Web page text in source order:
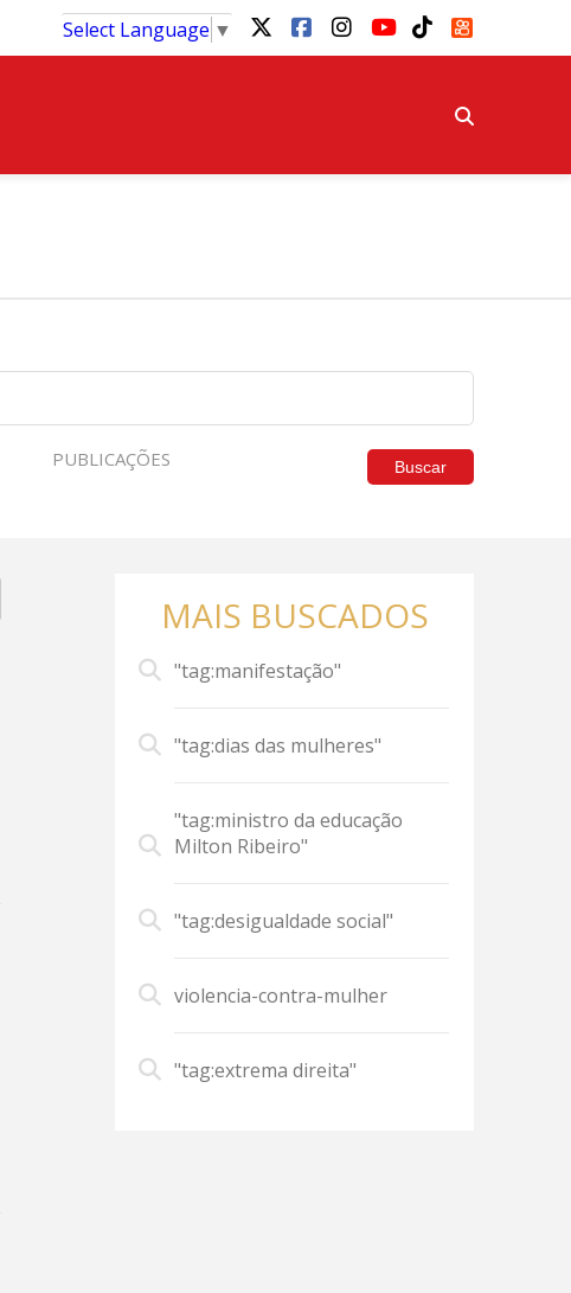
Select Language ▼
PUBLICAÇÕES Buscar
MAIS BUSCADOS
"tag:manifestação"
"tag:dias das mulheres"
"tag:ministro da educação
Milton Ribeiro"
"tag:desigualdade social"
violencia-contra-mulher
"tag:extrema direita"